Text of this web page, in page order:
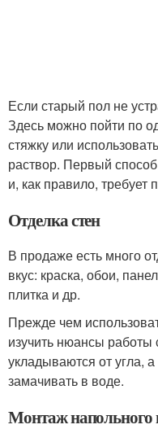
Если старый пол не
Здесь можно пойти по
стяжку или
раствор. Первый
и, как правило,
Отделка стен
В продаже есть много
вкус: краска, обои,
плитка и др.
Прежде чем
изучить нюансы
укладываются от угла,
замачивать в воде.
Монтаж